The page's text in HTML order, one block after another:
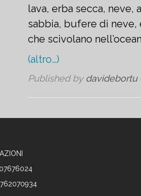
lava, erba secca,
sabbia, bufere di
che scivolano
(altro…)
Published by davidebortu